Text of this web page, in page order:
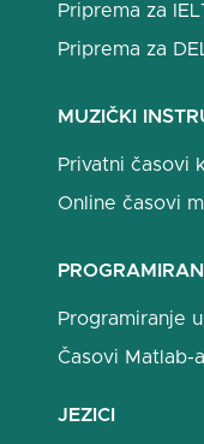
Priprema za
Priprema za
MUZIČKI
Privatni časovi
Online časovi
Programiranje
Časovi Matlab-a
JEZICI